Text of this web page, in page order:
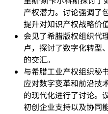
产权潜力。讨论强调了
提升对知识产权战略价
会见了希腊版权组织代
卢，探讨了数字化转型
的交汇。
与希腊工业产权组织秘
应对数字变革和前沿技
的现代化进行了讨论。
初创企业支持以及协同